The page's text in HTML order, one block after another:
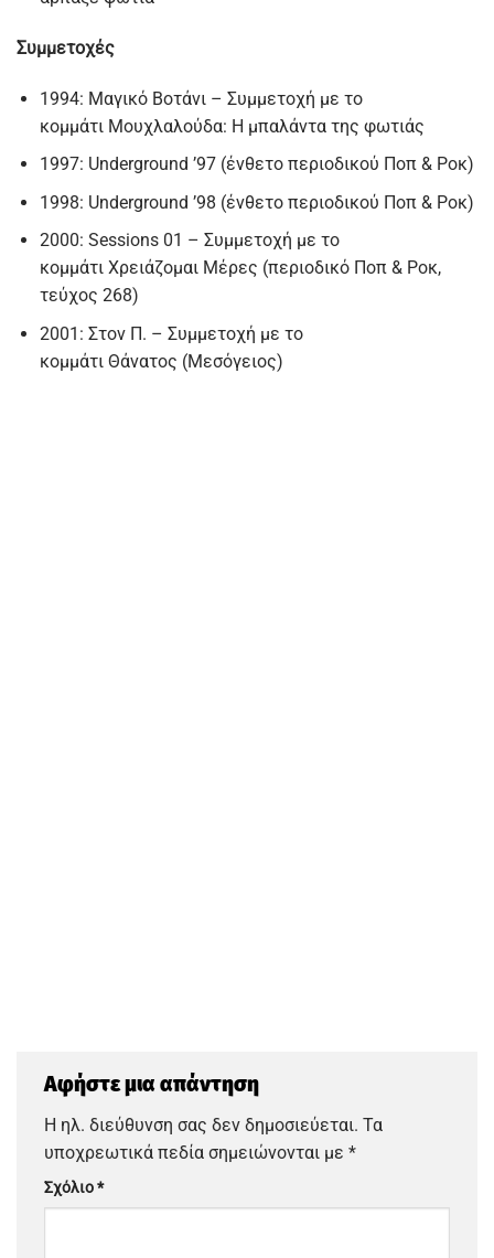
Συμμετοχές
1994: Μαγικό Βοτάνι – Συμμετοχή με το
κομμάτι Μουχλαλούδα: Η μπαλάντα της φωτιάς
1997: Underground ’97 (ένθετο περιοδικού Ποπ & Ροκ)
1998: Underground ’98 (ένθετο περιοδικού Ποπ & Ροκ)
2000: Sessions 01 – Συμμετοχή με το
κομμάτι Χρειάζομαι Μέρες (περιοδικό Ποπ & Ροκ,
τεύχος 268)
2001: Στον Π. – Συμμετοχή με το
κομμάτι Θάνατος (Μεσόγειος)
Αφήστε μια απάντηση
Η ηλ. διεύθυνση σας δεν δημοσιεύεται. Τα
υποχρεωτικά πεδία σημειώνονται με *
Σχόλιο*